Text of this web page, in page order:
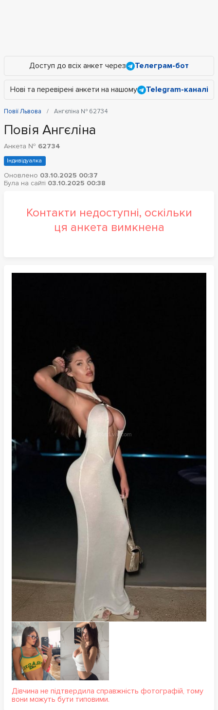
Доступ до всіх анкет через Телеграм-бот
Нові та перевірені анкети на нашому Telegram-каналі
Повії Львова Ангєліна № 62734
Повія Ангєліна
Анкета № 62734
Індивідуалка
Оновлено 03.10.2025 00:37
Була на сайті 03.10.2025 00:38
Контакти недоступні, оскільки
ця анкета вимкнена
Дівчина не підтвердила справжність фотографій, тому
вони можуть бути типовими.